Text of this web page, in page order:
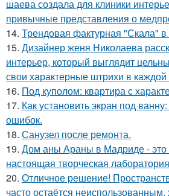
шаева создала для клиники
привычные представления о
14. Трендовая фактурная "Скала" в
15. Дизайнер женя Николаева
интерьер, который выглядит
свои характерные штрихи в каждой
16. Под куполом: квартира с
17. Как установить экран под
ошибок.
18. Санузел после ремонта.
19. Дом аны Араны в Мадриде - это
настоящая творческая
20. Отличное решение!
часто остаётся неиспользованным,